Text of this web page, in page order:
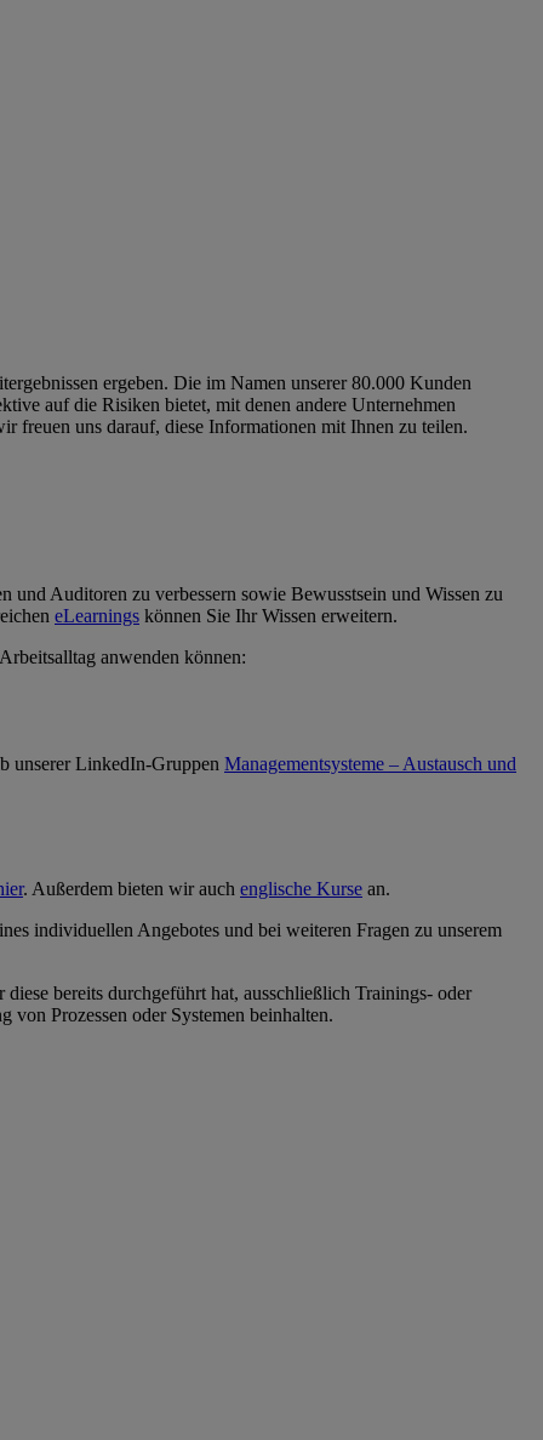
ergeben. Die im Namen unserer 80.000 Kunden
auf die Risiken bietet, mit denen andere Unternehmen
freuen uns darauf, diese Informationen mit Ihnen zu teilen.
Auditoren zu verbessern sowie Bewusstsein und Wissen zu
eLearnings können Sie Ihr Wissen erweitern.
anwenden können:
unserer LinkedIn-Gruppen Managementsysteme – Austausch und
. Außerdem bieten wir auch englische Kurse an.
individuellen Angebotes und bei weiteren Fragen zu unserem
bereits durchgeführt hat, ausschließlich Trainings- oder
von Prozessen oder Systemen beinhalten.